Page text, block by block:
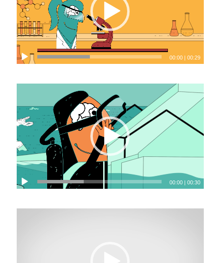
00:00 |00:29
00:00 |00:30